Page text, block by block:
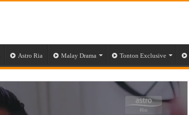
Astro Ria Malay Drama Tonton Exclusive